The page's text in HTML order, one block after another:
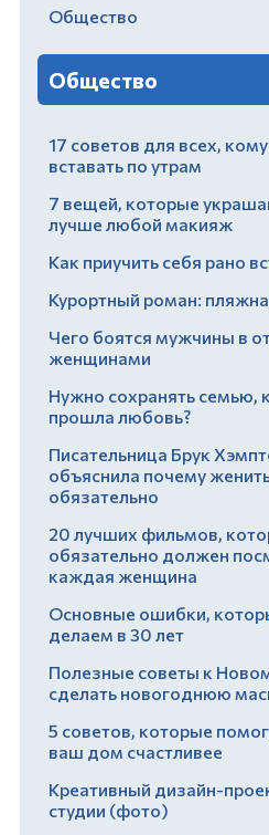
Общество
Общество
17 советов для всех,
вставать по утрам
7 вещей, которые
лучше любой макияж
Как приучить себя рано
Курортный роман:
Чего боятся мужчины в
женщинами
Нужно сохранять семью,
прошла любовь?
Писательница Брук
объяснила почему
обязательно
20 лучших фильмов,
обязательно должен
каждая женщина
Основные ошибки,
делаем в 30 лет
Полезные советы к
сделать новогоднюю
5 советов, которые
ваш дом счастливее
Креативный дизайн-
студии (фото)